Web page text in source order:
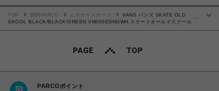
TOP 静岡PARCO ムラサキスポーツ
VANS バンズ SKATE OLD
SKOOL BLACK/BLACK/GREEN VN000EDNGWH スケートオールドスクール
PARCOポイント